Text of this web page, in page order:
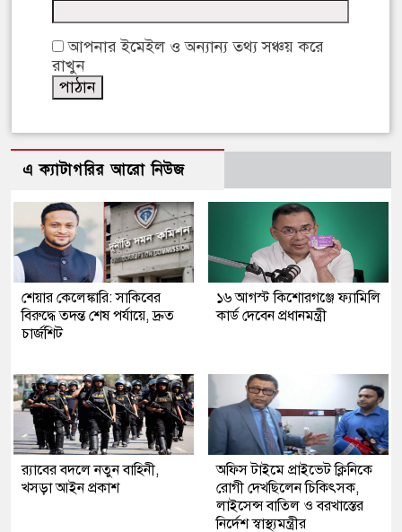
আপনার ইমেইল ও অন্যান্য তথ্য সঞ্চয় করে
রাখুন
এ ক্যাটাগরির আরো নিউজ
শেয়ার কেলেঙ্কারি: সাকিবের
বিরুদ্ধে তদন্ত শেষ পর্যায়ে, দ্রুত
চার্জশিট
১৬ আগস্ট কিশোরগঞ্জে ফ্যামিলি
কার্ড দেবেন প্রধানমন্ত্রী
র‍্যাবের বদলে নতুন বাহিনী,
খসড়া আইন প্রকাশ
অফিস টাইমে প্রাইভেট ক্লিনিকে
রোগী দেখছিলেন চিকিৎসক,
লাইসেন্স বাতিল ও বরখাস্তের
নির্দেশ স্বাস্থ্যমন্ত্রীর